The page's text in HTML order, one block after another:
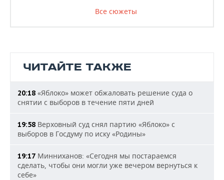
Все сюжеты
ЧИТАЙТЕ ТАКЖЕ
20:18 «Яблоко» может обжаловать решение суда о
снятии с выборов в течение пяти дней
19:58 Верховный суд снял партию «Яблоко» с
выборов в Госдуму по иску «Родины»
19:17 Минниханов: «Сегодня мы постараемся
сделать, чтобы они могли уже вечером вернуться к
себе»